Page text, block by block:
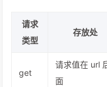
请求
类型
存放处
get
请求值在 url
面